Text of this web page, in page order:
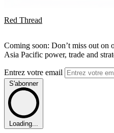
Red Thread
Coming soon: Don’t miss out
Asia Pacific power, trade and
Entrez votre email
S'abonner
Loading...